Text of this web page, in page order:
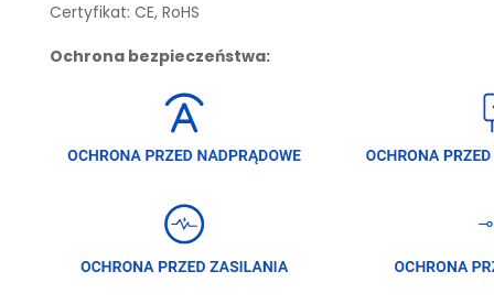
Certyfikat: CE, RoHS
Ochrona bezpieczeństwa: